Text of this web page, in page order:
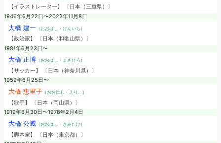
【イラストレーター】 〔日本（三重県）〕
1946年6月22日〜2022年11月8日
大橋 建一（おおはし・けんいち）
【政治家】 〔日本（和歌山県）〕
1981年6月23日〜
大橋 正博（おおはし・まさひろ）
【サッカー】 〔日本（神奈川県）〕
1959年6月25日〜
大橋 恵里子（おおはし・えりこ）
【歌手】 〔日本（岡山県）〕
1919年6月30日〜1978年2月4日
大橋 公威（おおはし・きみたけ）
【脚本家】 〔日本（東京都）〕